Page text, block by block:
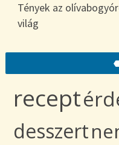
Tények az
világ
recept
desszert